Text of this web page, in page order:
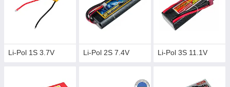
Li-Pol 1S 3.7V Li-Pol 2S 7.4V Li-Pol 3S 11.1V